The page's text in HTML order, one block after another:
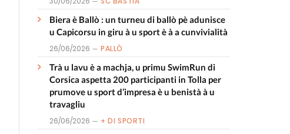
Biera è Ballò : un turneu di ballò pè adunisce
u Capicorsu in giru à u sport è à a cunvivialità
26/06/2026 PALLÒ
Trà u lavu è a machja, u primu SwimRun di
Corsica aspetta 200 participanti in Tolla per
prumove u sport d’impresa è u benistà à u
travagliu
26/06/2026 + DI SPORTI